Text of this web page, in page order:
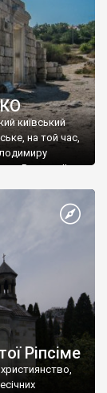
київський
на той час,
Василю ІІ, та
Таврійського
Ріпсіме